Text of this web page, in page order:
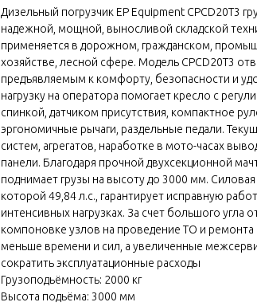
Дизельный погрузчик EP Equipment CPCD20T3
надежной, мощной, выносливой складской
применяется в дорожном, гражданском,
хозяйстве, лесной сфере. Модель CPCD20T3
предъявляемым к комфорту, безопасности и
нагрузку на оператора помогает кресло с
спинкой, датчиком присутствия, компактное
эргономичные рычаги, раздельные педали.
систем, агрегатов, наработке в мото-часах
панели. Благодаря прочной двухсекционной
поднимает грузы на высоту до 3000 мм.
которой 49,84 л.с., гарантирует исправную
интенсивных нагрузках. За счет большого угла
компоновке узлов на проведение ТО и
меньше времени и сил, а увеличенные
сократить эксплуатационные расходы
Грузоподьёмность: 2000 кг
Высота подьёма: 3000 мм